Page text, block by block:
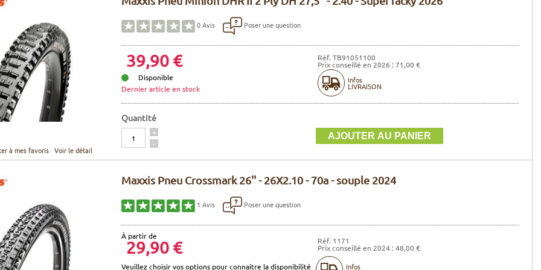
0Avis Poser une question
à mes favoris Voir le détail
39,90 € Réf. TB91051100
Prix conseillé en 2026 : 71,00 €
Disponible
Dernier article en stock
Infos
LIVRAISON
Quantité
Quantité
+
-
Maxxis Pneu Crossmark 26'' - 26X2.10 - 70a - souple 2024
1 Avis Poser une question
À partir de
29,90 € Réf. 1171
Prix conseillé en 2024 : 48,00 €
Veuillez choisir vos options pour connaitre la disponibilité
Infos